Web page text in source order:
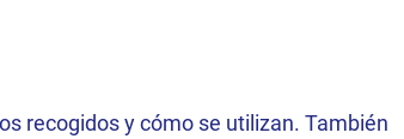
recogidos y cómo se utilizan. También